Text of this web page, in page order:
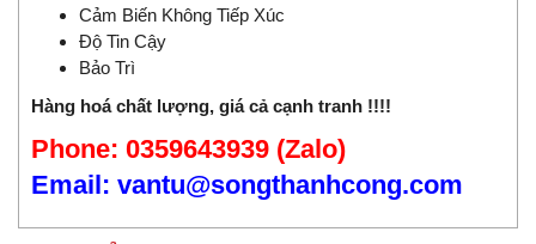
Cảm Biến Không Tiếp Xúc
Độ Tin Cậy
Bảo Trì
Hàng hoá chất lượng, giá cả cạnh tranh !!!!
Phone: 0359643939 (Zalo)
Email: vantu@songthanhcong.com